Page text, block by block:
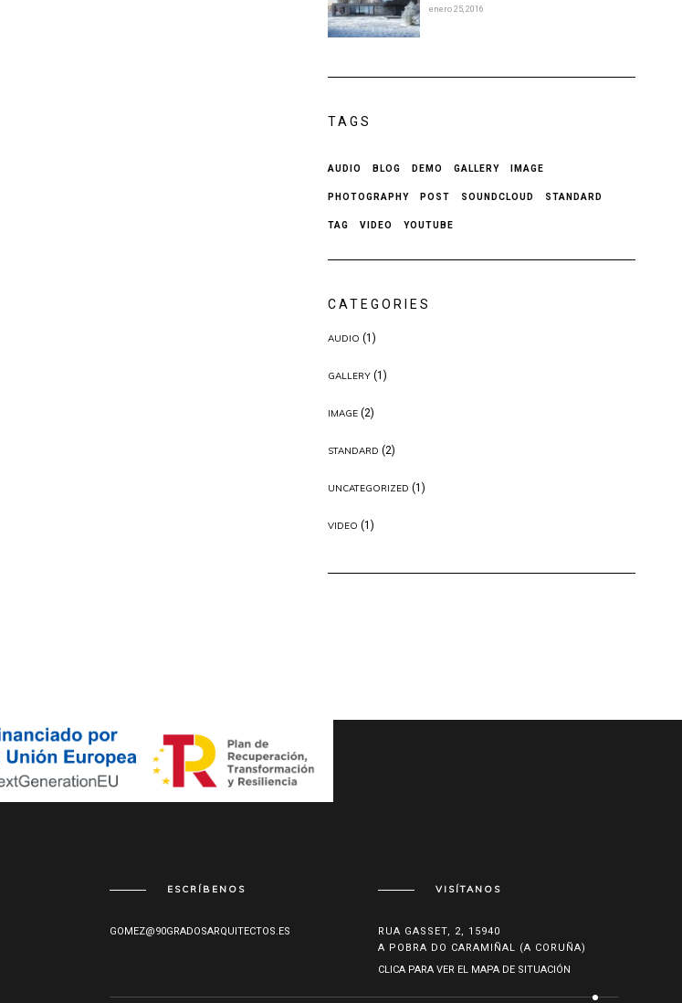
enero 25, 2016
TAGS
AUDIO BLOG DEMO GALLERY IMAGE
PHOTOGRAPHY POST SOUNDCLOUD STANDARD
TAG VIDEO YOUTUBE
CATEGORIES
AUDIO (1)
GALLERY(1)
IMAGE(2)
STANDARD (2)
UNCATEGORIZED (1)
VIDEO (1)
ESCRÍBENOS
GOMEZ@90GRADOSARQUITECTOS.ES
VISÍTANOS
RUA GASSET, 2, 15940
A POBRA DO CARAMIÑAL (A CORUÑA)
CLICA PARA VER EL MAPA DE SITUACIÓN